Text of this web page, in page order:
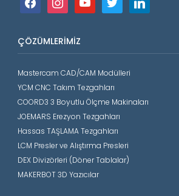
ÇÖZÜMLERIMIZ
Mastercam CAD/CAM Modülleri
YCM CNC Takım Tezgahları
COORD3 3 Boyutlu Ölçme Makinaları
JOEMARS Erezyon Tezgahları
Hassas TAŞLAMA Tezgahları
LCM Presler ve Alıştırma Presleri
DEX Divizörleri (Döner Tablalar)
MAKERBOT 3D Yazıcılar